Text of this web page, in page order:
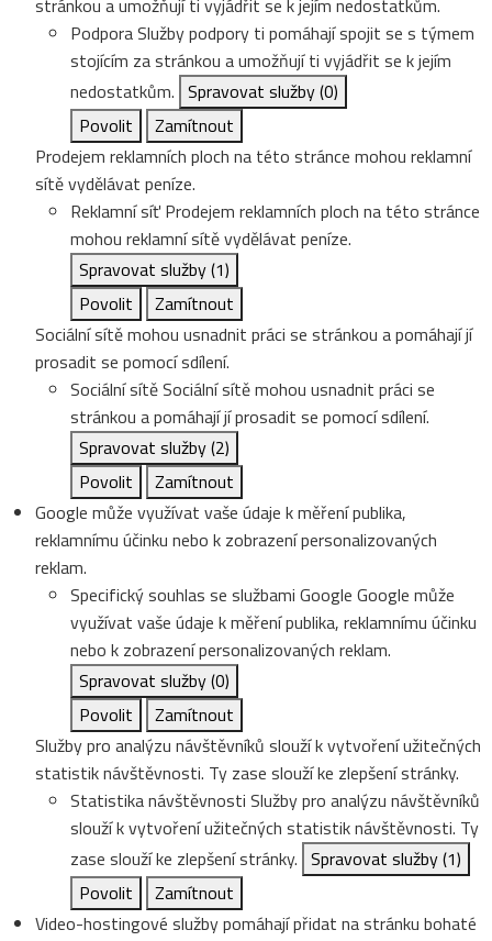
PodporaSlužby podpory ti pomáhají spojit se s týmem
stojícím za stránkou a umožňují ti vyjádřit se k jejím
nedostatkům. Spravovat služby(0)
Povolit
Zamítnout
Prodejem reklamních ploch na této stránce mohou reklamní
sítě vydělávat peníze.
Reklamní síť Prodejem reklamních ploch na této stránce
mohou reklamní sítě vydělávat peníze.
Spravovat služby(1)
Povolit
Zamítnout
Sociální sítě mohou usnadnit práci se stránkou a pomáhají jí
prosadit se pomocí sdílení.
Sociální sítěSociální sítě mohou usnadnit práci se
stránkou a pomáhají jí prosadit se pomocí sdílení.
Spravovat služby(2)
Povolit
Zamítnout
Google může využívat vaše údaje k měření publika,
reklamnímu účinku nebo k zobrazení personalizovaných
reklam.
Specifický souhlas se službami Google Google může
využívat vaše údaje k měření publika, reklamnímu účinku
nebo k zobrazení personalizovaných reklam.
Spravovat služby(0)
Povolit
Zamítnout
Služby pro analýzu návštěvníků slouží k vytvoření užitečných
statistik návštěvnosti. Ty zase slouží ke zlepšení stránky.
Statistika návštěvnosti Služby pro analýzu návštěvníků
slouží k vytvoření užitečných statistik návštěvnosti. Ty
zase slouží ke zlepšení stránky. Spravovat služby(1)
Povolit
Zamítnout
Video-hostingové služby pomáhají přidat na stránku bohaté